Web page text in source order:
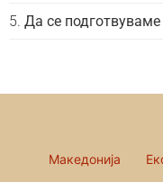
Да се подготвуваме
Македонија